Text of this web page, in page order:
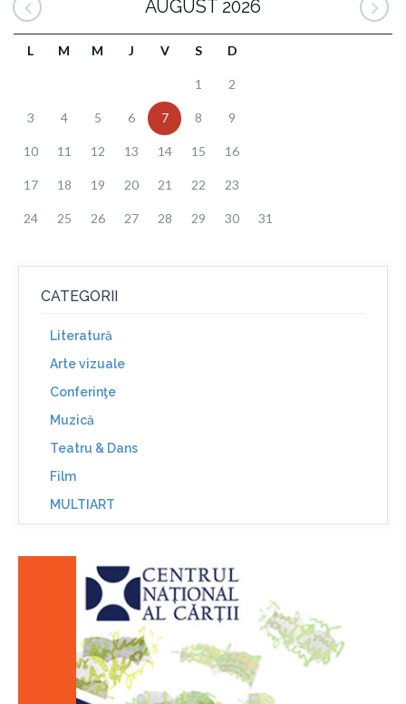
AUGUST 2026
L M M J V S D
1 2
3 4 5 6 7 8 9
10 11 12 13 14 15 16
17 18 19 20 21 22 23
24 25 26 27 28 29 30 31
CATEGORII
Literatură
Arte vizuale
Conferinţe
Muzică
Teatru & Dans
Film
MULTIART